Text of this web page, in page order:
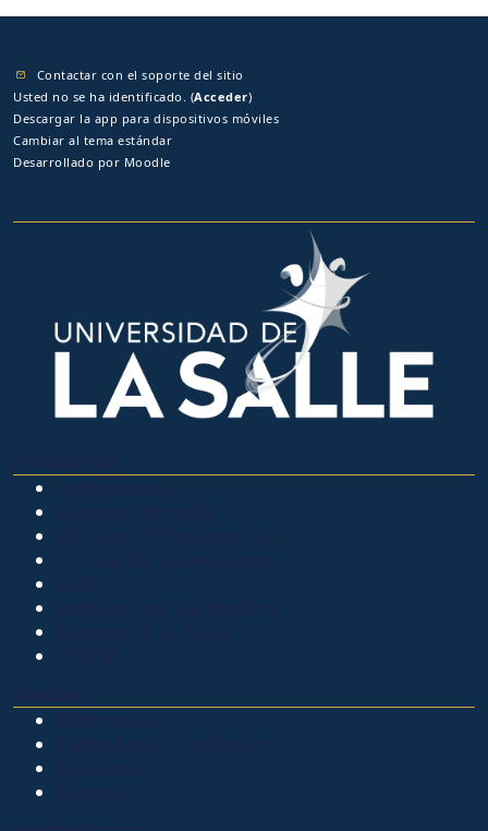
Contactar con el soporte del sitio
Usted no se ha identificado. (Acceder)
Descargar la app para dispositivos móviles
Cambiar al tema estándar
Desarrollado por Moodle